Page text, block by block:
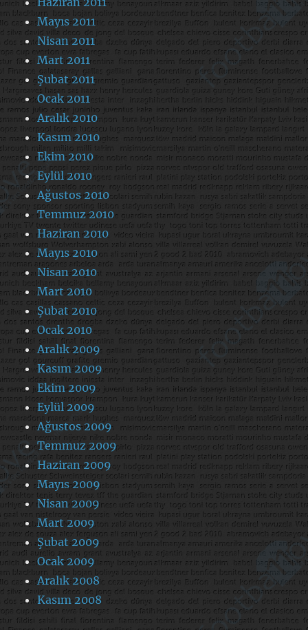
Mayıs 2011
Nisan 2011
Mart 2011
Şubat 2011
Ocak 2011
Aralık 2010
Kasım 2010
Ekim 2010
Eylül 2010
Ağustos 2010
Temmuz 2010
Haziran 2010
Mayıs 2010
Nisan 2010
Mart 2010
Şubat 2010
Ocak 2010
Aralık 2009
Kasım 2009
Ekim 2009
Eylül 2009
Ağustos 2009
Temmuz 2009
Haziran 2009
Mayıs 2009
Nisan 2009
Mart 2009
Şubat 2009
Ocak 2009
Aralık 2008
Kasım 2008